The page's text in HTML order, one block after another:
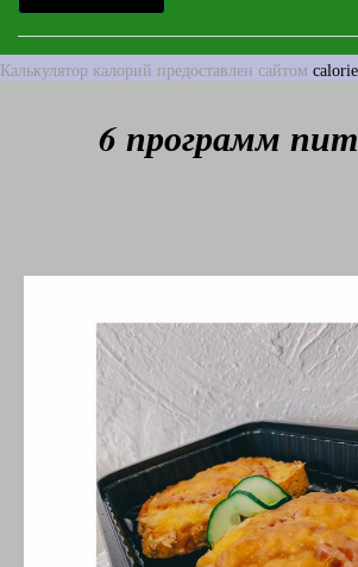
Калькулятор калорий предоставлен сайтом
6 программ